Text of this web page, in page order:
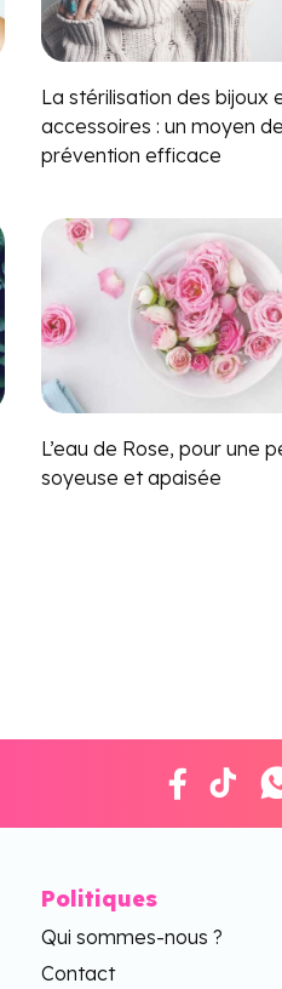
La stérilisation des bijoux
accessoires : un moyen de
prévention efficace
L’eau de Rose, pour une
soyeuse et apaisée
Politiques
Qui sommes-nous ?
Contact